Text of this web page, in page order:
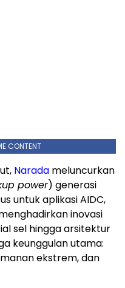
CONTENT
Narada meluncurkan
power) generasi
untuk aplikasi AIDC,
inovasi
sel hingga arsitektur
keunggulan utama:
ekstrem, dan